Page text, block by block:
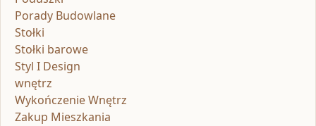
Porady Budowlane
Stołki
Stołki barowe
Styl I Design
wnętrz
Wykończenie Wnętrz
Zakup Mieszkania